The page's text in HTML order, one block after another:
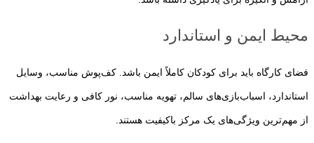
محیط ایمن و استاندارد
فضای کارگاه باید برای کودکان کاملاً ایمن باشد. کف‌پوش مناسب، وسایل
استاندارد، اسباب‌بازی‌های سالم، تهویه مناسب، نور کافی و رعایت بهداشت
از مهم‌ترین ویژگی‌های یک مرکز باکیفیت هستند.